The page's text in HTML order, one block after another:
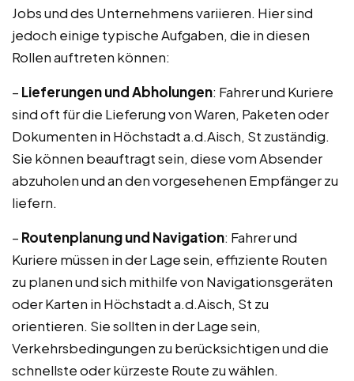
Jobs und des Unternehmens variieren. Hier sind
jedoch einige typische Aufgaben, die in diesen
Rollen auftreten können:
– Lieferungen und Abholungen: Fahrer und Kuriere
sind oft für die Lieferung von Waren, Paketen oder
Dokumenten in Höchstadt a.d.Aisch, St zuständig.
Sie können beauftragt sein, diese vom Absender
abzuholen und an den vorgesehenen Empfänger zu
liefern.
– Routenplanung und Navigation: Fahrer und
Kuriere müssen in der Lage sein, effiziente Routen
zu planen und sich mithilfe von Navigationsgeräten
oder Karten in Höchstadt a.d.Aisch, St zu
orientieren. Sie sollten in der Lage sein,
Verkehrsbedingungen zu berücksichtigen und die
schnellste oder kürzeste Route zu wählen.